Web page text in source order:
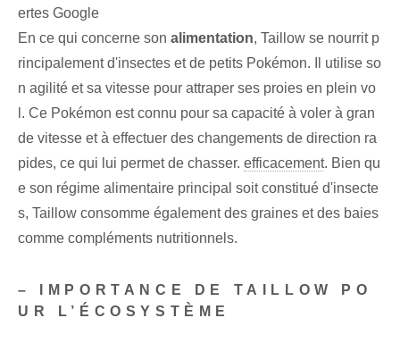
ertes Google
En ce qui concerne son alimentation, Taillow⁤ se nourrit ‌p
rincipalement d'insectes et de petits Pokémon. Il utilise so
n agilité et sa vitesse pour attraper ses proies en plein vo
l. Ce Pokémon est connu pour sa capacité à voler à gran
de vitesse et à effectuer des changements de direction ra
pides, ce qui lui permet de chasser. efficacement. Bien qu
e son régime alimentaire principal soit constitué d'insecte
s, Taillow consomme également des graines et des baies
comme compléments nutritionnels.
– IMPORTANCE DE TAILLOW PO
UR L’ÉCOSYSTÈME